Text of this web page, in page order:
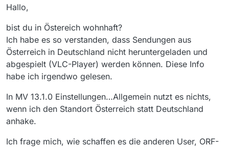
Hallo,
bist du in Östereich wohnhaft?
Ich habe es so verstanden, dass Sendungen aus
Österreich in Deutschland nicht heruntergeladen und
abgespielt (VLC-Player) werden können. Diese Info
habe ich irgendwo gelesen.
In MV 13.1.0 Einstellungen…Allgemein nutzt es nichts,
wenn ich den Standort Österreich statt Deutschland
anhake.
Ich frage mich, wie schaffen es die anderen User, ORF-